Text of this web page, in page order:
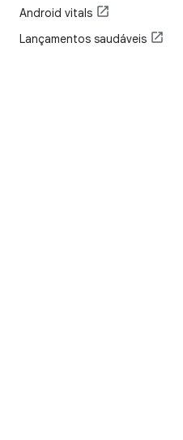
Android vitals
Lançamentos saudáveis